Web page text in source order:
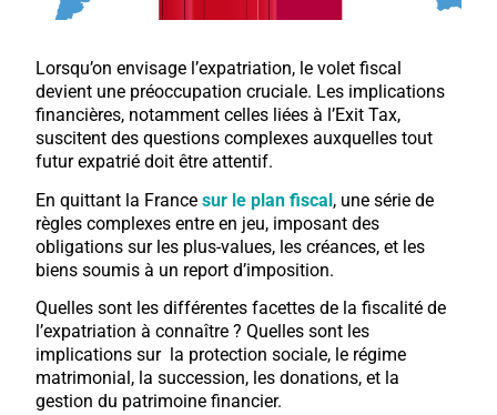
Lorsqu’on envisage l’expatriation, le volet fiscal
devient une préoccupation cruciale. Les implications
financières, notamment celles liées à l’Exit Tax,
suscitent des questions complexes auxquelles tout
futur expatrié doit être attentif.
En quittant la Francesur le plan fiscal, une série de
règles complexes entre en jeu, imposant des
obligations sur les plus-values, les créances, et les
biens soumis à un report d’imposition.
Quelles sont les différentes facettes de la fiscalité de
l’expatriation à connaître ? Quelles sont les
implications sur la protection sociale, le régime
matrimonial, la succession, les donations, et la
gestion du patrimoine financier.